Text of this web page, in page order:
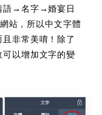
語→名字→婚宴日
站，所以中文字體
非常美唷！除了
以增加文字的變